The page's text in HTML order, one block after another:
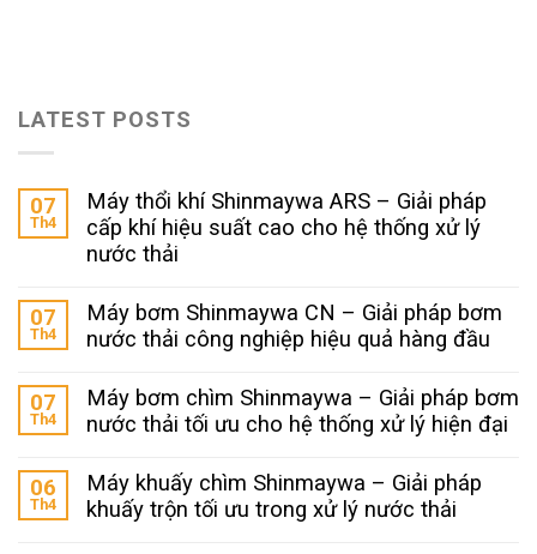
LATEST POSTS
07
Th4
Máy thổi khí Shinmaywa ARS – Giải pháp
cấp khí hiệu suất cao cho hệ thống xử lý
nước thải
07
Th4
Máy bơm Shinmaywa CN – Giải pháp bơm
nước thải công nghiệp hiệu quả hàng đầu
07
Th4
Máy bơm chìm Shinmaywa – Giải pháp bơm
nước thải tối ưu cho hệ thống xử lý hiện đại
06
Th4
Máy khuấy chìm Shinmaywa – Giải pháp
khuấy trộn tối ưu trong xử lý nước thải